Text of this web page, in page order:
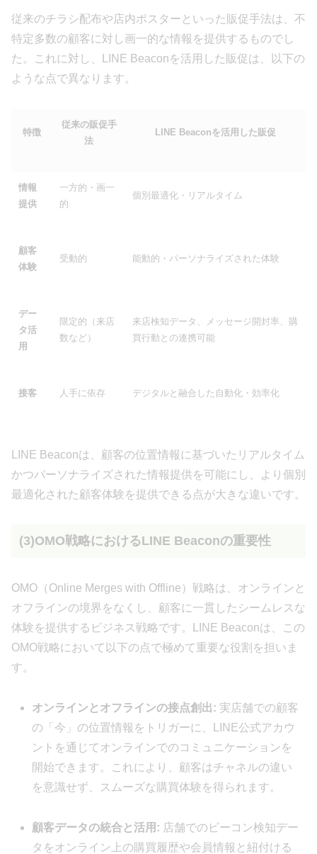
従来のチラシ配布や店内ポスターといった販促手法は、不
特定多数の顧客に対し画一的な情報を提供するものでし
た。これに対し、LINE Beaconを活用した販促は、以下の
ような点で異なります。
特徴
従来の販促手
法
LINE Beaconを活用した販促
情報
提供
一方的・画一
的
個別最適化・リアルタイム
顧客
体験
受動的 能動的・パーソナライズされた体験
デー
タ活
用
限定的（来店
数など）
来店検知データ、メッセージ開封率、購
買行動との連携可能
接客 人手に依存 デジタルと融合した自動化・効率化
LINE Beaconは、顧客の位置情報に基づいたリアルタイム
かつパーソナライズされた情報提供を可能にし、より個別
最適化された顧客体験を提供できる点が大きな違いです。
(3)OMO戦略におけるLINE Beaconの重要性
OMO（Online Merges with Offline）戦略は、オンラインと
オフラインの境界をなくし、顧客に一貫したシームレスな
体験を提供するビジネス戦略です。LINE Beaconは、この
OMO戦略において以下の点で極めて重要な役割を担いま
す。
オンラインとオフラインの接点創出: 実店舗での顧客
の「今」の位置情報をトリガーに、LINE公式アカウ
ントを通じてオンラインでのコミュニケーションを
開始できます。これにより、顧客はチャネルの違い
を意識せず、スムーズな購買体験を得られます。
顧客データの統合と活用: 店舗でのビーコン検知デー
タをオンライン上の購買履歴や会員情報と紐付ける